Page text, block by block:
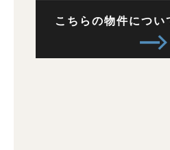
こちらの物件につ